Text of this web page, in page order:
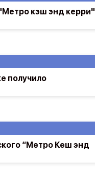
“Метро Кеш энд
получило
кэш энд керри"